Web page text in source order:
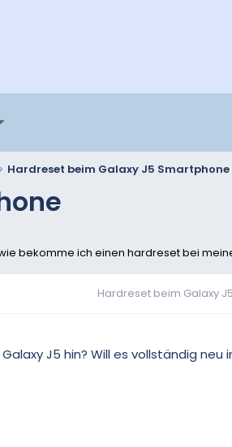
Hardreset beim Galaxy J5 Smartphone
bekomme ich einen hardreset bei
Hardreset beim Galaxy
J5 hin? Will es vollständig neu